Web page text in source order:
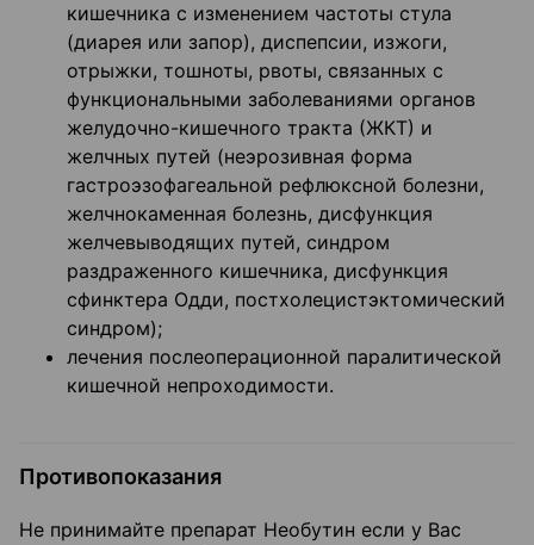
кишечника с изменением частоты стула
(диарея или запор), диспепсии, изжоги,
отрыжки, тошноты, рвоты, связанных с
функциональными заболеваниями органов
желудочно-кишечного тракта (ЖКТ) и
желчных путей (неэрозивная форма
гастроэзофагеальной рефлюксной болезни,
желчнокаменная болезнь, дисфункция
желчевыводящих путей, синдром
раздраженного кишечника, дисфункция
сфинктера Одди, постхолецистэктомический
синдром);
лечения послеоперационной паралитической
кишечной непроходимости.
Противопоказания
Не принимайте препарат Необутин если у Вас